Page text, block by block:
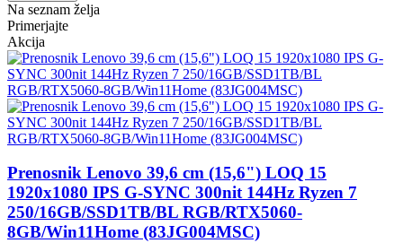
Na seznam želja
Primerjajte
Akcija
Prenosnik Lenovo 39,6 cm (15,6") LOQ 15
1920x1080 IPS G-SYNC 300nit 144Hz Ryzen 7
250/16GB/SSD1TB/BL RGB/RTX5060-
8GB/Win11Home (83JG004MSC)